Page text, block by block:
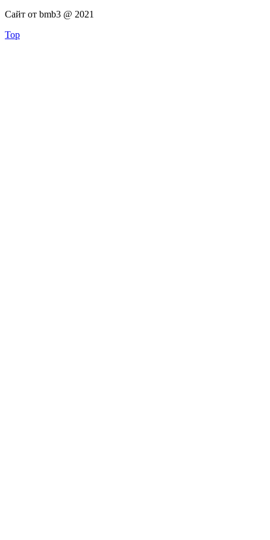
Сайт от bmb3 @ 2021
Top